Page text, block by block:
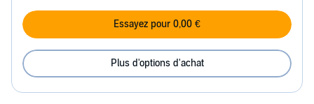
Essayez pour 0,00 €
Plus d'options d'achat